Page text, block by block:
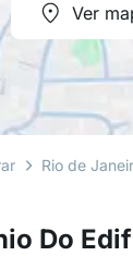
Do
Ver
Rio de